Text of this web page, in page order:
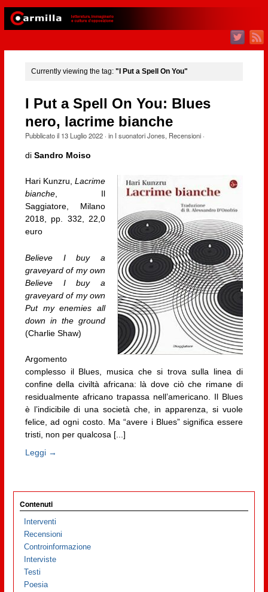
Currently viewing the tag: "I Put a Spell On You"
I Put a Spell On You: Blues
nero, lacrime bianche
Pubblicato il 13 Luglio 2022· in I suonatori Jones, Recensioni·
di Sandro Moiso
Hari Kunzru,Lacrime
bianche, Il
Saggiatore, Milano
2018, pp. 332, 22,0
euro
Believe I buy a
graveyard of my own
Believe I buy a
graveyard of my own
Put my enemies all
down in the ground
(Charlie Shaw)
Argomento
complesso il Blues, musica che si trova sulla linea di
confine della civiltà africana: là dove ciò che rimane di
residualmente africano trapassa nell’americano. Il Blues
è l’indicibile di una società che, in apparenza, si vuole
felice, ad ogni costo. Ma “avere i Blues” significa essere
tristi, non per qualcosa [...]
Leggi →
Contenuti
Interventi
Recensioni
Controinformazione
Interviste
Testi
Poesia